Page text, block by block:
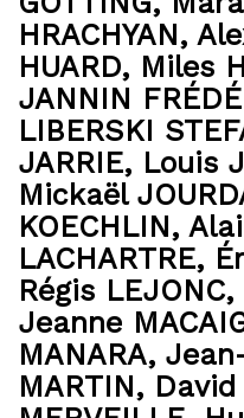
HRACHYAN,
HUARD, Miles
JANNIN
LIBERSKI
JARRIE, Louis
Mickaël
KOECHLIN,
LACHARTRE,
Régis LEJONC,
Jeanne
MANARA,
MARTIN, David